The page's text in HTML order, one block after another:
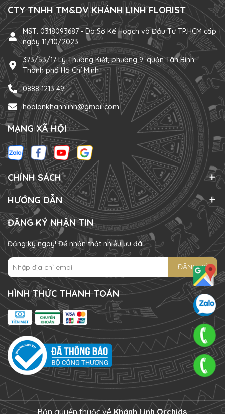
CTY TNHH TM&DV KHÁNH LINH FLORIST
MST: 0318093687 - Do Sở Kế Hoạch và Đầu Tư TP.HCM cấp
ngày 11/10/2023
373/53/17 Lý Thường Kiệt, phường 9, quận Tân Bình,
Thành phố Hồ Chí Minh
0888 1213 49
hoalankhanhlinh@gmail.com
MẠNG XÃ HỘI
CHÍNH SÁCH
HƯỚNG DẪN
ĐĂNG KÝ NHẬN TIN
Đăng ký ngay! Để nhận thật nhiều ưu đãi
ĐĂNG KÝ
HÌNH THỨC THANH TOÁN
Bản quyền thuộc vềKhánh Linh Orchids.